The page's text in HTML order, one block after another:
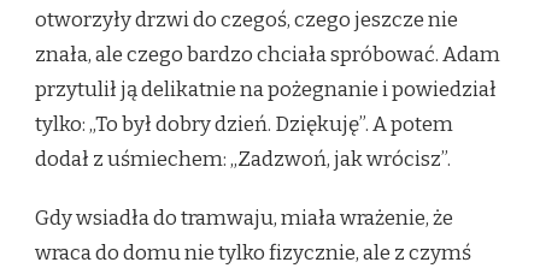
otworzyły drzwi do czegoś, czego jeszcze nie
znała, ale czego bardzo chciała spróbować. Adam
przytulił ją delikatnie na pożegnanie i powiedział
tylko: „To był dobry dzień. Dziękuję”. A potem
dodał z uśmiechem: „Zadzwoń, jak wrócisz”.
Gdy wsiadła do tramwaju, miała wrażenie, że
wraca do domu nie tylko fizycznie, ale z czymś